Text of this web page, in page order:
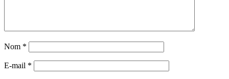
Nom *
E-mail *